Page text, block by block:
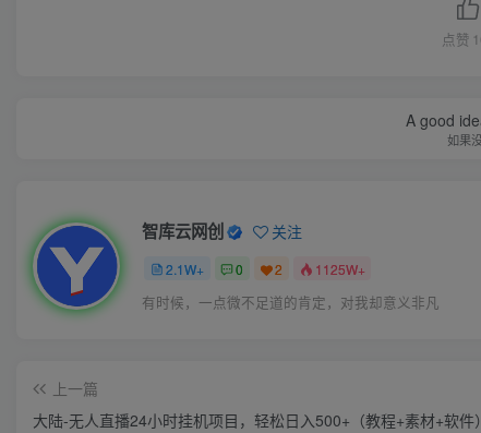
点赞
A good
如果
智库云网创 关注
2.1W+ 0 2 1125W+
有时候，一点微不足道的肯定，对我却意义非凡
上一篇
大陆-无人直播24小时挂机项目，轻松日入500+（教程+素材+软件）